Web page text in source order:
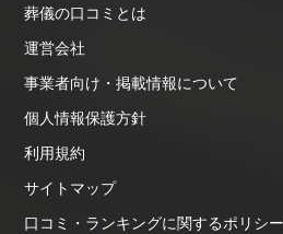
葬儀の口コミとは
運営会社
事業者向け・掲載情報について
個人情報保護方針
利用規約
サイトマップ
口コミ・ランキングに関するポリシー